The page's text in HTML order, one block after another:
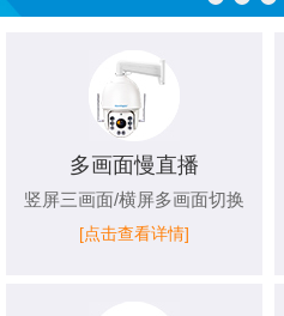
多画面慢直播
竖屏三画面/横屏多画面切换
[点击查看详情]